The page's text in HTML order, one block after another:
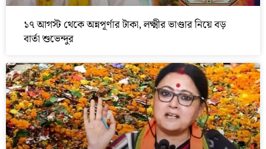
১৭ আগস্ট থেকে অন্নপূর্ণার টাকা, লক্ষ্মীর ভাণ্ডার নিয়ে বড়
বার্তা শুভেন্দুর